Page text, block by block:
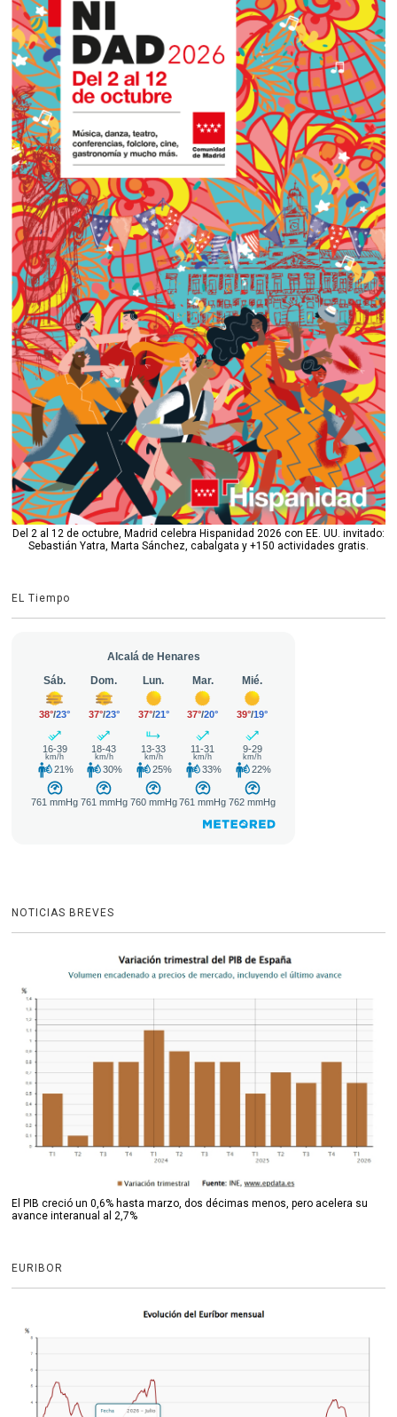
Del 2 al 12 de octubre, Madrid celebra Hispanidad 2026 con EE. UU. invitado:
Sebastián Yatra, Marta Sánchez, cabalgata y +150 actividades gratis.
EL Tiempo
NOTICIAS BREVES
El PIB creció un 0,6% hasta marzo, dos décimas menos, pero acelera su
avance interanual al 2,7%
EURIBOR